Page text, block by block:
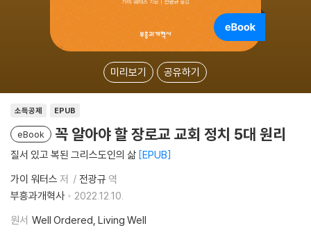
미리보기 공유하기
소득공제 EPUB
eBook 꼭 알아야 할 장로교 교회 정치 5대 원리
질서 있고 복된 그리스도인의 삶 EPUB
가이 워터스 저 전광규 역
부흥과개혁사
2022.12.10.
원서 Well Ordered, Living Well